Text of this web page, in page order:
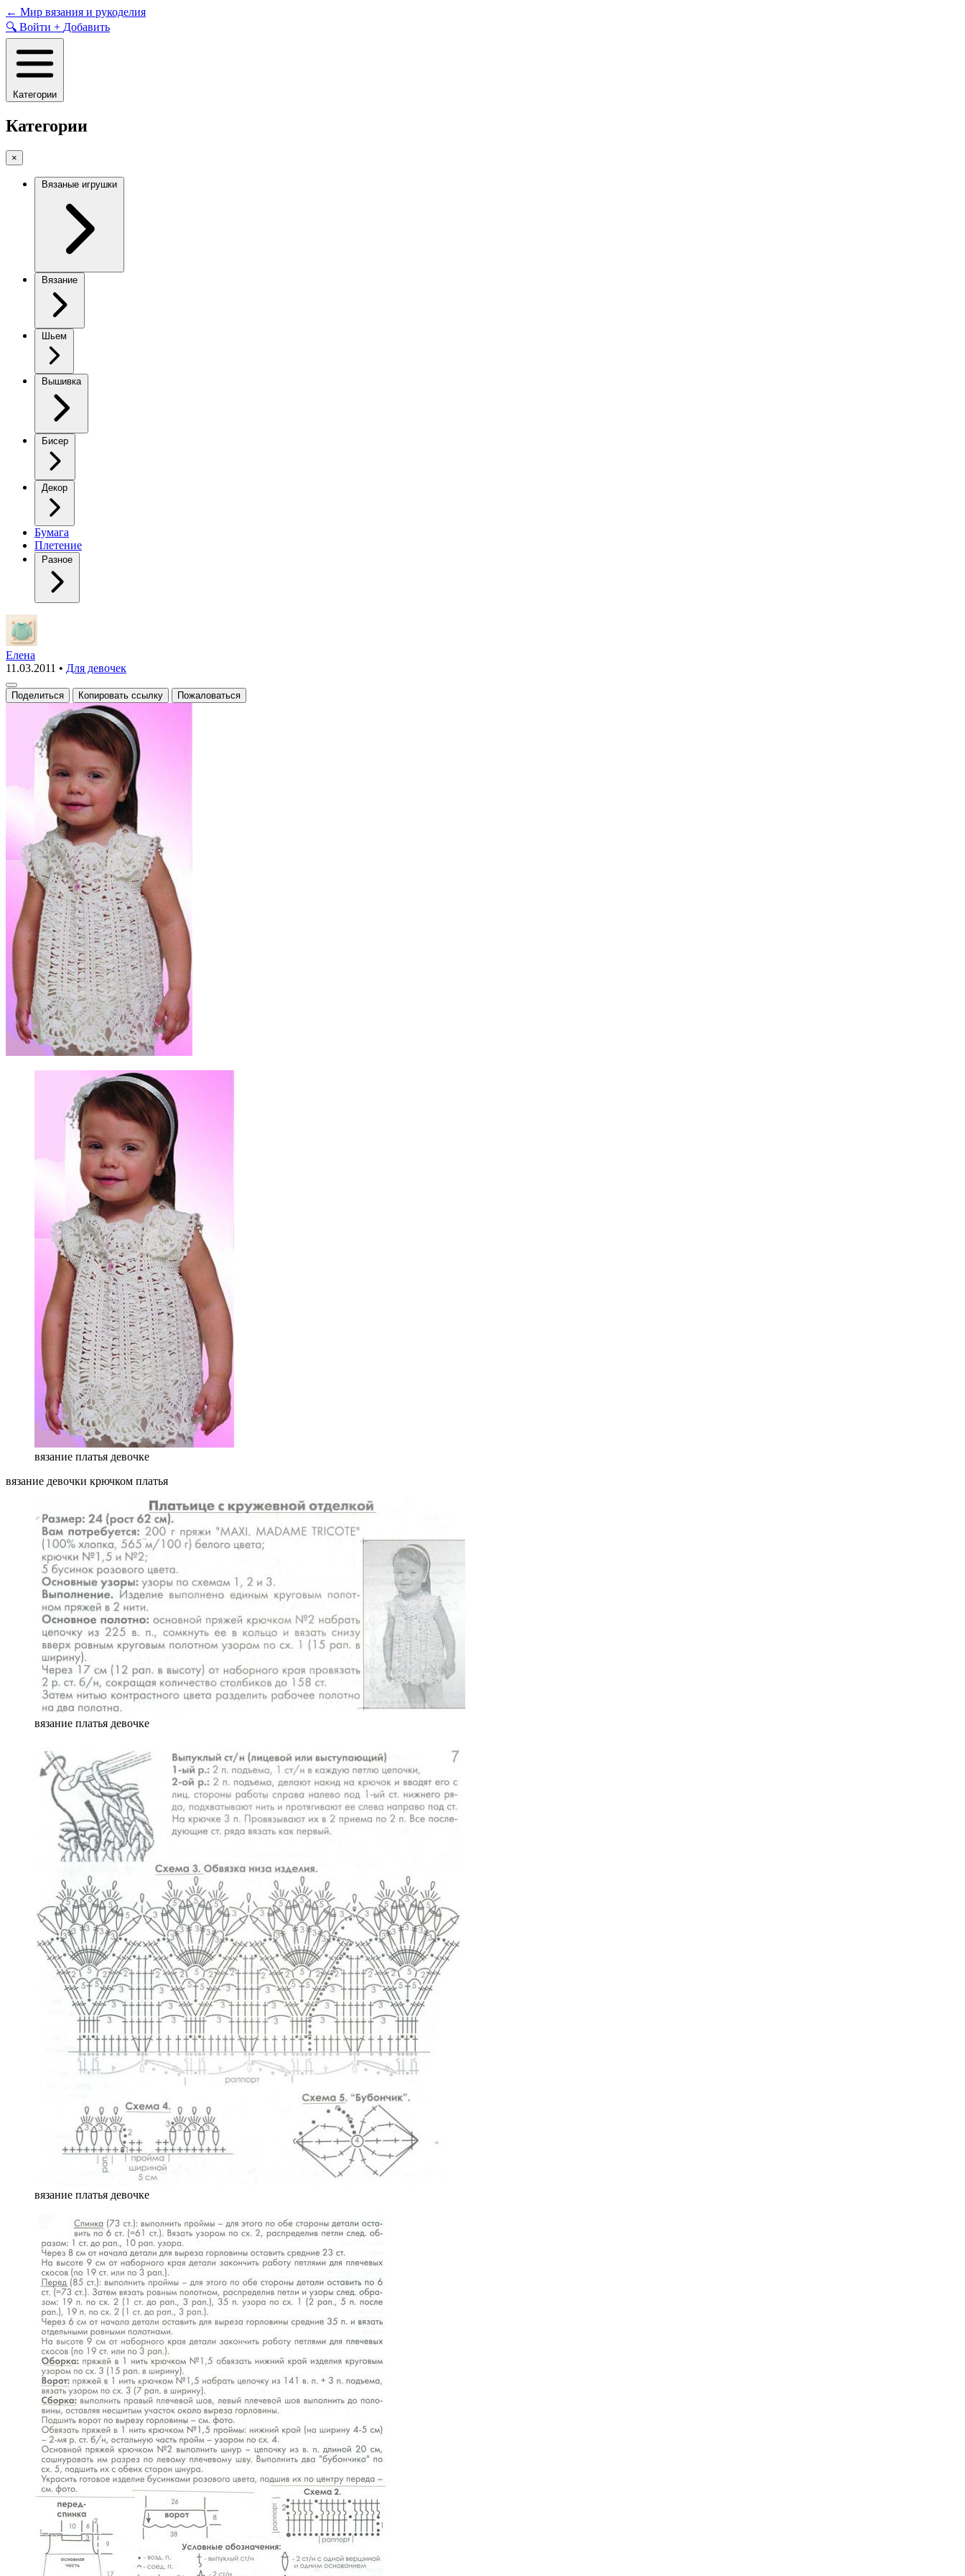
Skip
to
content
← Мир вязания и рукоделия
🔍 Войти + Добавить
Категории
Категории
×
Вязаные игрушки
Вязание
Шьем
Вышивка
Бисер
Декор
Бумага
Плетение
Разное
платье
для
девочки
Елена
11.03.2011 • Для девочек
Поделиться Копировать ссылку Пожаловаться
вязание платья девочке
вязание девочки крючком платья
вязание платья девочке
вязание платья девочке